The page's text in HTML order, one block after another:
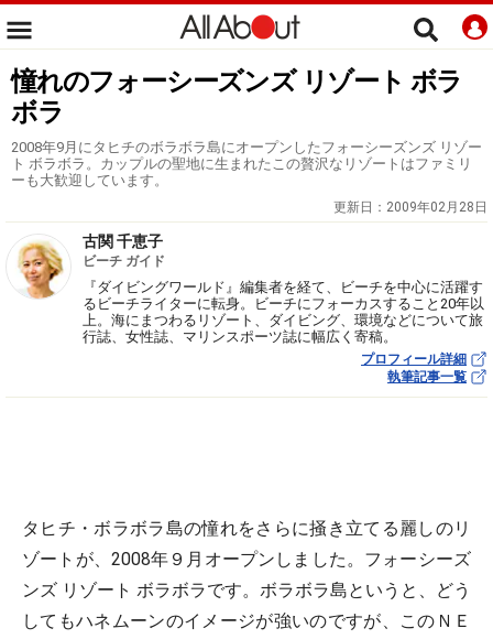
憧れのフォーシーズンズ リゾート ボラ
ボラ
2008年9月にタヒチのボラボラ島にオープンしたフォーシーズンズ リゾー
ト ボラボラ。カップルの聖地に生まれたこの贅沢なリゾートはファミリ
ーも大歓迎しています。
更新日： 2009年02月28日
古関 千恵子
ビーチ ガイド
『ダイビングワールド』編集者を経て、ビーチを中心に活躍す
るビーチライターに転身。ビーチにフォーカスすること20年以
上。海にまつわるリゾート、ダイビング、環境などについて旅
行誌、女性誌、マリンスポーツ誌に幅広く寄稿。
プロフィール詳細
執筆記事一覧
タヒチ・ボラボラ島の憧れをさらに掻き立てる麗しのリ
ゾートが、2008年９月オープンしました。フォーシーズ
ンズ リゾート ボラボラです。ボラボラ島というと、どう
してもハネムーンのイメージが強いのですが、このＮＥ